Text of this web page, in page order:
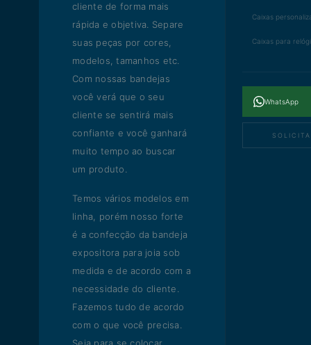
cliente de forma mais
rápida e objetiva. Separe
suas peças por cores,
modelos, tamanhos etc.
Com nossas bandejas
você verá que o seu
cliente se sentirá mais
confiante e você ganhará
muito tempo ao buscar
um produto.
Temos vários modelos em
linha, porém nosso forte
é a confecção da bandeja
expositora para joia sob
medida e de acordo com a
necessidade do cliente.
Fazemos tudo de acordo
com o que você precisa.
Caixas
Caixas para
WhatsApp